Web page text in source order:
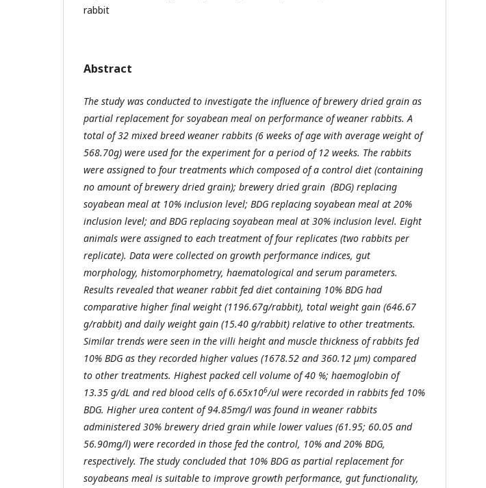
rabbit
Abstract
The study was conducted to investigate the influence of brewery dried grain as
partial replacement for soyabean meal on performance of weaner rabbits. A
total of 32 mixed breed weaner rabbits (6 weeks of age with average weight of
568.70g) were used for the experiment for a period of 12 weeks. The rabbits
were assigned to four treatments which composed of a control diet (containing
no amount of brewery dried grain); brewery dried grain (BDG) replacing
soyabean meal at 10% inclusion level; BDG replacing soyabean meal at 20%
inclusion level; and BDG replacing soyabean meal at 30% inclusion level. Eight
animals were assigned to each treatment of four replicates (two rabbits per
replicate). Data were collected on growth performance indices, gut
morphology, histomorphometry, haematological and serum parameters.
Results revealed that weaner rabbit fed diet containing 10% BDG had
comparative higher final weight (1196.67g/rabbit), total weight gain (646.67
g/rabbit) and daily weight gain (15.40 g/rabbit) relative to other treatments.
Similar trends were seen in the villi height and muscle thickness of rabbits fed
10% BDG as they recorded higher values (1678.52 and 360.12 µm) compared
to other treatments. Highest packed cell volume of 40 %; haemoglobin of
13.35 g/dL and red blood cells of 6.65x106/ul were recorded in rabbits fed 10%
BDG. Higher urea content of 94.85mg/l was found in weaner rabbits
administered 30% brewery dried grain while lower values (61.95; 60.05 and
56.90mg/l) were recorded in those fed the control, 10% and 20% BDG,
respectively. The study concluded that 10% BDG as partial replacement for
soyabeans meal is suitable to improve growth performance, gut functionality,